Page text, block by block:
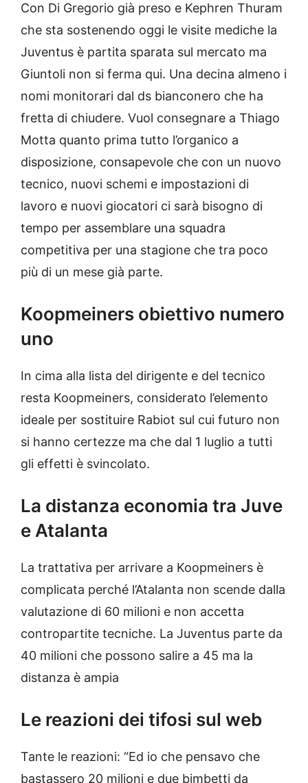
Con Di Gregorio già preso e Kephren Thuram
che sta sostenendo oggi le visite mediche la
Juventus è partita sparata sul mercato ma
Giuntoli non si ferma qui. Una decina almeno i
nomi monitorari dal ds bianconero che ha
fretta di chiudere. Vuol consegnare a Thiago
Motta quanto prima tutto l’organico a
disposizione, consapevole che con un nuovo
tecnico, nuovi schemi e impostazioni di
lavoro e nuovi giocatori ci sarà bisogno di
tempo per assemblare una squadra
competitiva per una stagione che tra poco
più di un mese già parte.
Koopmeiners obiettivo numero
uno
In cima alla lista del dirigente e del tecnico
resta Koopmeiners, considerato l’elemento
ideale per sostituire Rabiot sul cui futuro non
si hanno certezze ma che dal 1 luglio a tutti
gli effetti è svincolato.
La distanza economia tra Juve
e Atalanta
La trattativa per arrivare a Koopmeiners è
complicata perché l’Atalanta non scende dalla
valutazione di 60 milioni e non accetta
contropartite tecniche. La Juventus parte da
40 milioni che possono salire a 45 ma la
distanza è ampia
Le reazioni dei tifosi sul web
Tante le reazioni: “Ed io che pensavo che
bastassero 20 milioni e due bimbetti da